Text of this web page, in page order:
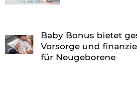
Baby Bonus bietet
Vorsorge und
für Neugeborene